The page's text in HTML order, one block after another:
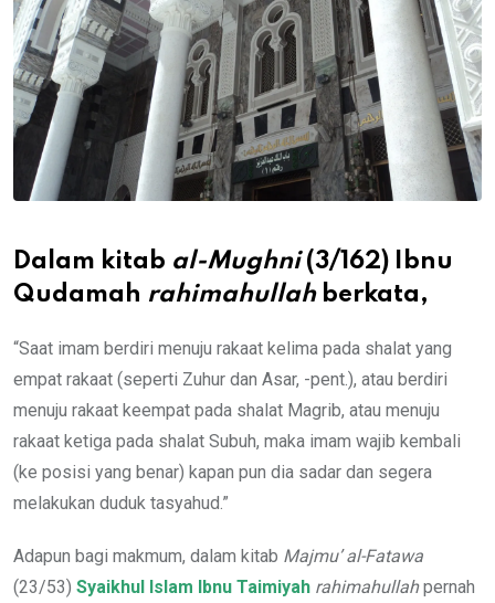
Dalam kitab al-Mughni(3/162) Ibnu
Qudamah rahimahullahberkata,
“Saat imam berdiri menuju rakaat kelima pada shalat yang
empat rakaat (seperti Zuhur dan Asar, -pent.), atau berdiri
menuju rakaat keempat pada shalat Magrib, atau menuju
rakaat ketiga pada shalat Subuh, maka imam wajib kembali
(ke posisi yang benar) kapan pun dia sadar dan segera
melakukan duduk tasyahud.”
Adapun bagi makmum, dalam kitab Majmu’ al-Fatawa
(23/53) Syaikhul Islam Ibnu Taimiyah rahimahullahpernah